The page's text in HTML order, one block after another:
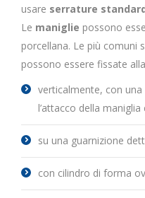
usare serrature
Le maniglie possono
porcellana. Le più comuni
possono essere fissate
verticalmente, con
l’attacco della
su una guarnizione
con cilindro di forma